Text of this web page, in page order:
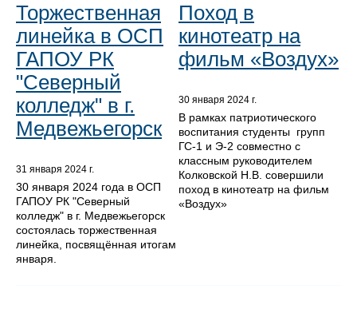
Торжественная
линейка в ОСП
ГАПОУ РК
"Северный
колледж" в г.
Медвежьегорск
31 января 2024 г.
30 января 2024 года в ОСП
ГАПОУ РК "Северный
колледж" в г. Медвежьегорск
состоялась торжественная
линейка, посвящённая итогам
января.
Поход в
кинотеатр на
фильм «Воздух»
30 января 2024 г.
В рамках патриотического
воспитания студенты групп
ГС-1 и Э-2 совместно с
классным руководителем
Колковской Н.В. совершили
поход в кинотеатр на фильм
«Воздух»